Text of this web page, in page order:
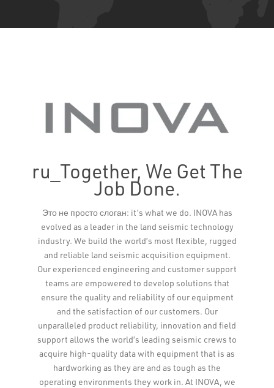
ru_Together, We Get The
Job Done.
Это не просто слоган: it’s what we do. INOVA has
evolved as a leader in the land seismic technology
industry. We build the world’s most flexible, rugged
and reliable land seismic acquisition equipment.
Our experienced engineering and customer support
teams are empowered to develop solutions that
ensure the quality and reliability of our equipment
and the satisfaction of our customers. Our
unparalleled product reliability, innovation and field
support allows the world’s leading seismic crews to
acquire high-quality data with equipment that is as
hardworking as they are and as tough as the
operating environments they work in. At INOVA, we